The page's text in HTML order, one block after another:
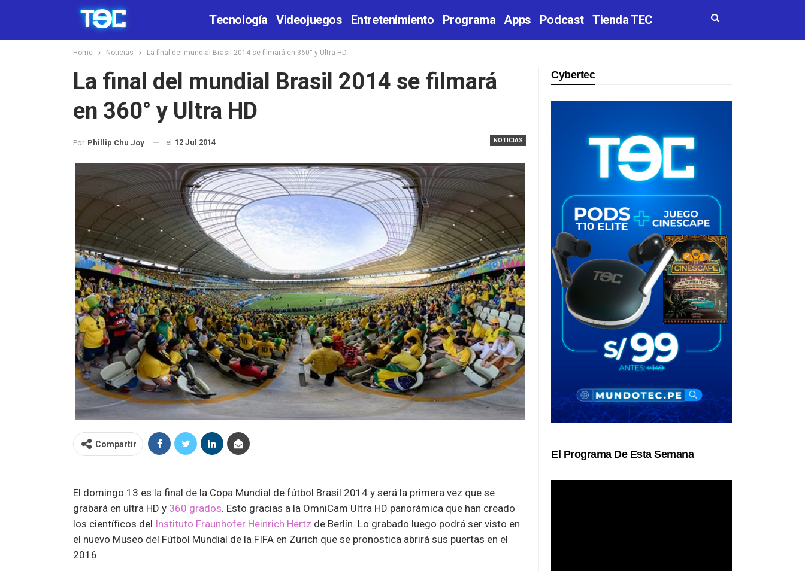
Tecnología Videojuegos Entretenimiento Programa Apps Podcast Tienda TEC
Home Noticias La final del mundial Brasil 2014 se filmará en 360° y Ultra HD
La final del mundial Brasil 2014 se filmará
en 360° y Ultra HD
NOTICIAS
Por Phillip Chu Joy el 12 Jul 2014
Compartir
El domingo 13 es la final de la Copa Mundial de fútbol Brasil 2014 y será la primera vez que se
grabará en ultra HD y 360 grados. Esto gracias a la OmniCam Ultra HD panorámica que han creado
los científicos del Instituto Fraunhofer Heinrich Hertz de Berlín. Lo grabado luego podrá ser visto en
el nuevo Museo del Fútbol Mundial de la FIFA en Zurich que se pronostica abrirá sus puertas en el
2016.
Cybertec
El Programa De Esta Semana